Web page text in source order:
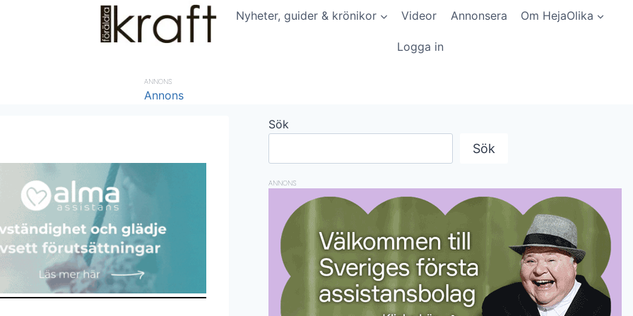
Nyheter, guider & krönikor Videor Annonsera Om HejaOlika
Logga in
ANNONS
Sök
Sök
ANNONS